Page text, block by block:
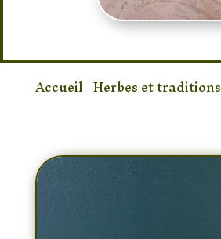
Accueil Herbes et traditions